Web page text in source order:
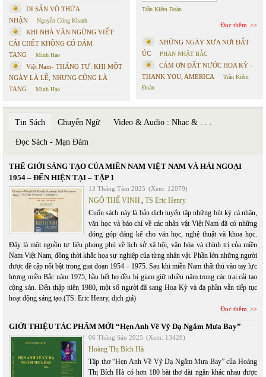
DI SẢN VÔ THỪA
NHẬN
Nguyễn Công Khanh
KHI NHÀ VĂN NGỪNG VIẾT:
CÁI CHẾT KHÔNG CÓ ĐÁM
TANG
Minh Hạo
Việt Nam- THÁNG TƯ: KHI MỘT
NGÀY LÀ LỄ, NHƯNG CŨNG LÀ
TANG
Minh Hạo
Trần Kiêm Đoàn
Đọc thêm
NHỮNG NGÀY XƯA NƠI ĐẤT
ÚC
PHAN NHẬT BẮC
CÁM ƠN ĐẤT NƯỚC HOA KỲ -
THANK YOU, AMERICA
Trần Kiêm
Đoàn
Tin Sách Chuyển Ngữ Video & Audio : Nhạc & . . .
Đọc Sách - Mạn Đàm
THẾ GIỚI SÁNG TẠO CỦA MIỀN NAM VIỆT NAM VÀ HẢI NGOẠI
1954 – ĐẾN HIỆN TẠI – TẬP 1
13 Tháng Tám 2025 (Xem: 12079)
NGÔ THẾ VINH TS Eric Henry
Cuốn sách này là bản dịch tuyển tập những bút ký cá nhân,
văn học và báo chí về các nhân vật Việt Nam đã có những
đóng góp đáng kể cho văn học, nghệ thuật và khoa học.
Đây là một nguồn tư liệu phong phú về lịch sử xã hội, văn hóa và chính trị của miền
Nam Việt Nam, đồng thời khắc họa sự nghiệp của từng nhân vật. Phần lớn những người
được đề cập nổi bật trong giai đoạn 1954 – 1975. Sau khi miền Nam thất thủ vào tay lực
lượng miền Bắc năm 1975, hầu hết họ đều bị giam giữ nhiều năm trong các trại cải tạo
cộng sản. Đến thập niên 1980, một số người đã sang Hoa Kỳ và đa phần vẫn tiếp tục
hoạt động sáng tạo.(TS. Eric Henry, dịch giả)
Đọc thêm
GIỚI THIỆU TÁC PHẨM MỚI “Hẹn Anh Về Vỹ Dạ Ngắm Mưa Bay”
06 Tháng Sáu 2025 (Xem: 13428)
Hoàng Thị Bích Hà
Tập thơ “Hẹn Anh Về Vỹ Dạ Ngắm Mưa Bay” của Hoàng
Thị Bích Hà có hơn 180 bài thơ dài ngắn khác nhau được